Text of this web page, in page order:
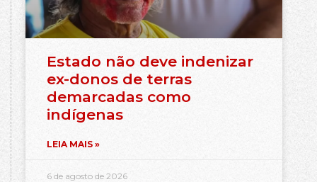
Estado não deve indenizar
ex-donos de terras
demarcadas como
indígenas
LEIA MAIS »
6 de agosto de 2026